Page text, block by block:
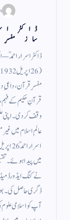
ڈاکٹر
ساز
ڈاکٹر اسرار احمدؒ
مفسرِ قرآن، داعیِ
قرآنِ حکیم کے
وقف کر دی۔ اپنی
عالمِ اسلام میں غیر
میں پیدا ہوئے۔
ڈگری حاصل کی۔
آپ کو اسلامی